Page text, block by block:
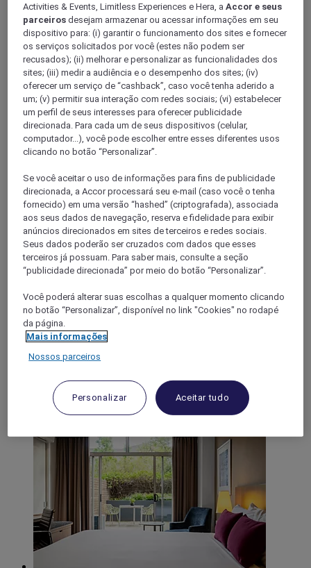
World
Australia Pacific
Australia
New South Wales
Sydney and Blue Mountains
Kings Cross
SYDNEY, Austrália
O Mercure Sydney é a sua base ideal para negócios ou lazer,
combinando o conforto moderno com uma conveniência
imbatível. Com 517 quartos e suites elegantes, o hotel oferece
comodidades premium, incluindo piscina interior e ginásio no
rooftop, sauna, espaços versáteis para reuniões e
estacionamento vigiado no local (sujeito a taxas).
4,4/5 Rated 4,4 of 5
Activities & Events, Limitless Experiences e Hera, aAccor e seus
parceiros desejam armazenar ou acessar informações em seu
dispositivo para: (i) garantir o funcionamento dos sites e fornecer
os serviços solicitados por você (estes não podem ser
recusados); (ii) melhorar e personalizar as funcionalidades dos
sites; (iii) medir a audiência e o desempenho dos sites; (iv)
oferecer um serviço de “cashback”, caso você tenha aderido a
um; (v) permitir sua interação com redes sociais; (vi) estabelecer
um perfil de seus interesses para oferecer publicidade
direcionada. Para cada um de seus dispositivos (celular,
computador...), você pode escolher entre esses diferentes usos
clicando no botão “Personalizar”.
Se você aceitar o uso de informações para fins de publicidade
direcionada, a Accor processará seu e-mail (caso você o tenha
fornecido) em uma versão “hashed” (criptografada), associada
aos seus dados de navegação, reserva e fidelidade para exibir
anúncios direcionados em sites de terceiros e redes sociais.
Seus dados poderão ser cruzados com dados que esses
terceiros já possuam. Para saber mais, consulte a seção
“publicidade direcionada” por meio do botão “Personalizar”.
Você poderá alterar suas escolhas a qualquer momento clicando
no botão “Personalizar”, disponível no link "Cookies" no rodapé
da página.
Mais informações
Nossos parceiros
Personalizar Aceitar tudo